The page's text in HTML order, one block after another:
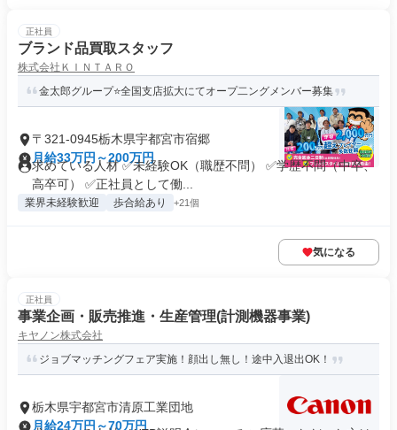
正社員
ブランド品買取スタッフ
株式会社ＫＩＮＴＡＲＯ
金太郎グループ⭐️全国支店拡大にてオープ二ングメンバー募集
〒321-0945栃木県宇都宮市宿郷
月給33万円～200万円
求めている人材 ✅未経験OK（職歴不問） ✅学歴不問（中卒、
高卒可） ✅正社員として働...
業界未経験歓迎 歩合給あり +21個
気になる
正社員
事業企画・販売推進・生産管理(計測機器事業)
キヤノン株式会社
ジョブマッチングフェア実施！顔出し無し！途中入退出OK！
栃木県宇都宮市清原工業団地
月給24万円～70万円